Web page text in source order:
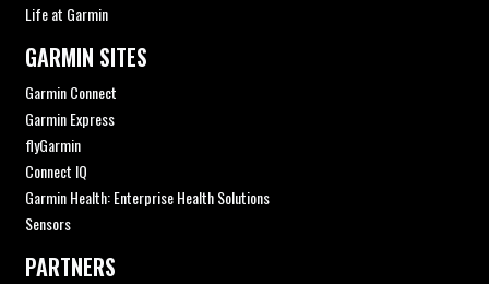
Life at Garmin
GARMIN SITES
Garmin Connect
Garmin Express
flyGarmin
Connect IQ
Garmin Health: Enterprise Health Solutions
Sensors
PARTNERS